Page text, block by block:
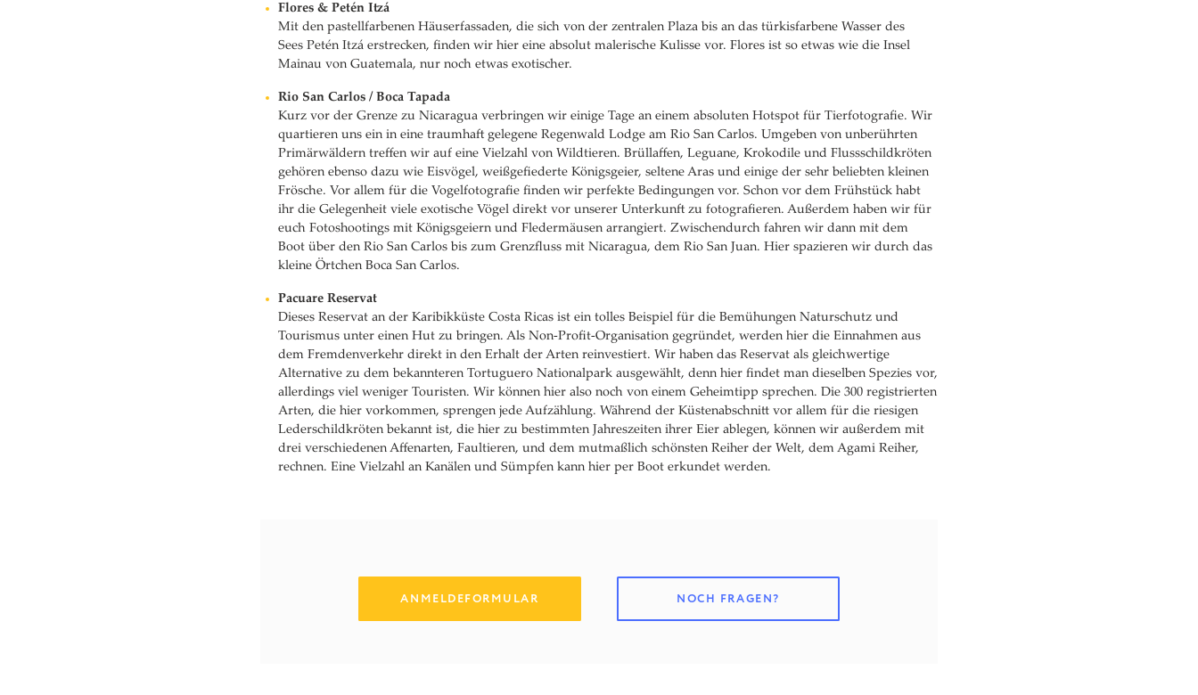
Flores & Petén Itzá
Mit den pastellfarbenen Häuserfassaden, die sich von der zentralen Plaza bis an das türkisfarbene Wasser des
Sees Petén Itzá erstrecken, finden wir hier eine absolut malerische Kulisse vor. Flores ist so etwas wie die Insel
Mainau von Guatemala, nur noch etwas exotischer.
Rio San Carlos / Boca Tapada
Kurz vor der Grenze zu Nicaragua verbringen wir einige Tage an einem absoluten Hotspot für Tierfotografie. Wir
quartieren uns ein in eine traumhaft gelegene Regenwald Lodge am Rio San Carlos. Umgeben von unberührten
Primärwäldern treffen wir auf eine Vielzahl von Wildtieren. Brüllaffen, Leguane, Krokodile und Flussschildkröten
gehören ebenso dazu wie Eisvögel, weißgefiederte Königsgeier, seltene Aras und einige der sehr beliebten kleinen
Frösche. Vor allem für die Vogelfotografie finden wir perfekte Bedingungen vor. Schon vor dem Frühstück habt
ihr die Gelegenheit viele exotische Vögel direkt vor unserer Unterkunft zu fotografieren. Außerdem haben wir für
euch Fotoshootings mit Königsgeiern und Fledermäusen arrangiert. Zwischendurch fahren wir dann mit dem
Boot über den Rio San Carlos bis zum Grenzfluss mit Nicaragua, dem Rio San Juan. Hier spazieren wir durch das
kleine Örtchen Boca San Carlos.
Pacuare Reservat
Dieses Reservat an der Karibikküste Costa Ricas ist ein tolles Beispiel für die Bemühungen Naturschutz und
Tourismus unter einen Hut zu bringen. Als Non-Profit-Organisation gegründet, werden hier die Einnahmen aus
dem Fremdenverkehr direkt in den Erhalt der Arten reinvestiert. Wir haben das Reservat als gleichwertige
Alternative zu dem bekannteren Tortuguero Nationalpark ausgewählt, denn hier findet man dieselben Spezies vor,
allerdings viel weniger Touristen. Wir können hier also noch von einem Geheimtipp sprechen. Die 300 registrierten
Arten, die hier vorkommen, sprengen jede Aufzählung. Während der Küstenabschnitt vor allem für die riesigen
Lederschildkröten bekannt ist, die hier zu bestimmten Jahreszeiten ihrer Eier ablegen, können wir außerdem mit
drei verschiedenen Affenarten, Faultieren, und dem mutmaßlich schönsten Reiher der Welt, dem Agami Reiher,
rechnen. Eine Vielzahl an Kanälen und Sümpfen kann hier per Boot erkundet werden.
ANMELDEFORMULAR NOCH FRAGEN?